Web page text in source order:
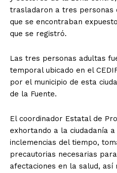
trasladaron a tres personas
que se encontraban
que se registró.
Las tres personas adultas
temporal ubicado en el
por el municipio de esta
de la Fuente.
El coordinador Estatal de
exhortando a la ciudadanía
inclemencias del tiempo,
precautorias necesarias
afectaciones en la salud, así